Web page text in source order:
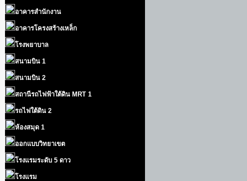
อาคารสำนักงาน
อาคารโครงสร้างเหล็ก
โรงพยาบาล
สนามบิน 1
สนามบิน 2
สถานีรถไฟฟ้าใต้ดิน MRT 1
รถไฟใต้ดิน 2
ห้องสมุด 1
ออกแบบวิทยาเขต
โรงแรมระดับ 5 ดาว
โรงแรม